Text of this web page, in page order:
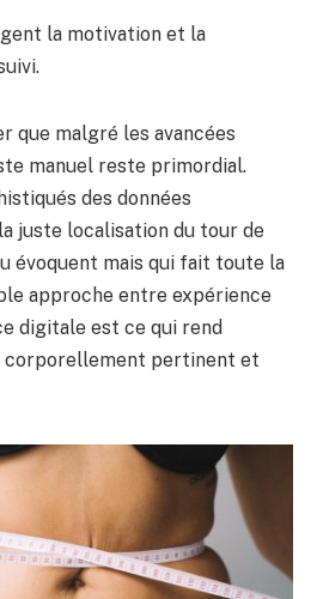
la motivation et la
que malgré les avancées
manuel reste primordial.
des données
juste localisation du tour de
évoquent mais qui fait toute la
approche entre expérience
digitale est ce qui rend
corporellement pertinent et